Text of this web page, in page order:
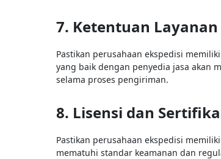
7. Ketentuan
Pastikan perusahaan ekspedisi
yang baik dengan penyedia jasa akan
selama proses pengiriman.
8. Lisensi dan
Pastikan perusahaan ekspedisi
mematuhi standar keamanan dan